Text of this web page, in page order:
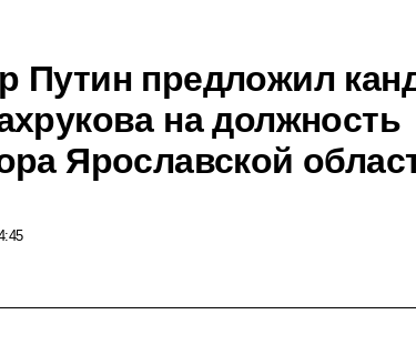
Путин предложил
на должность
Ярославской